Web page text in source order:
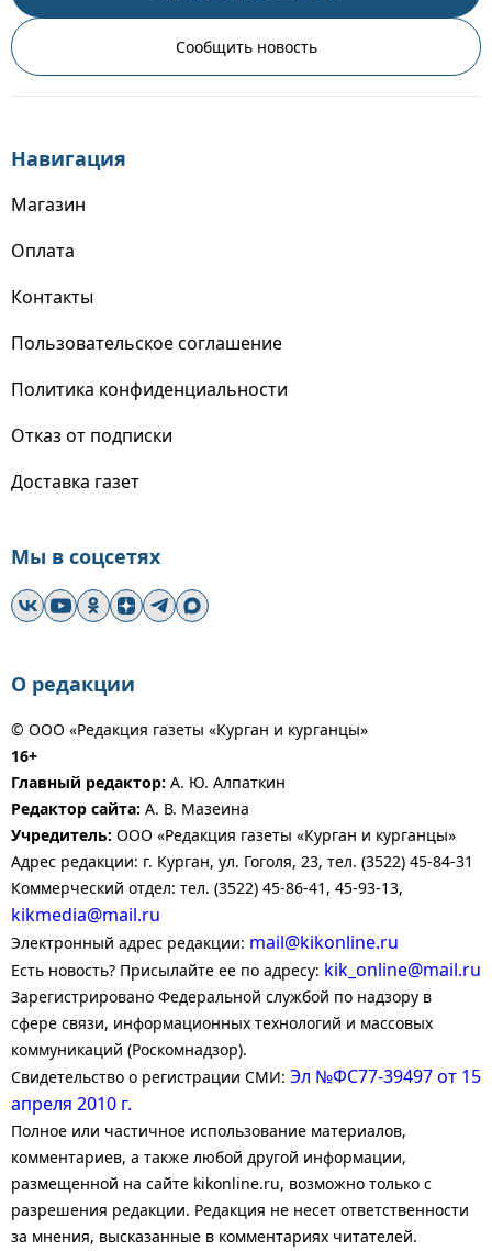
Сообщить новость
Навигация
Магазин
Оплата
Контакты
Пользовательское соглашение
Политика конфиденциальности
Отказ от подписки
Доставка газет
Мы в соцсетях
О редакции
© ООО «Редакция газеты «Курган и курганцы»
16+
Главный редактор: А. Ю. Алпаткин
Редактор сайта: А. В. Мазеина
Учредитель: ООО «Редакция газеты «Курган и курганцы»
Адрес редакции: г. Курган, ул. Гоголя, 23, тел. (3522) 45-84-31
Коммерческий отдел: тел. (3522) 45-86-41, 45-93-13,
kikmedia@mail.ru
Электронный адрес редакции: mail@kikonline.ru
Есть новость? Присылайте ее по адресу: kik_online@mail.ru
Зарегистрировано Федеральной службой по надзору в
сфере связи, информационных технологий и массовых
коммуникаций (Роскомнадзор).
Свидетельство о регистрации СМИ: Эл №ФС77-39497 от 15
апреля 2010 г.
Полное или частичное использование материалов,
комментариев, а также любой другой информации,
размещенной на сайте kikonline.ru, возможно только с
разрешения редакции. Редакция не несет ответственности
за мнения, высказанные в комментариях читателей.